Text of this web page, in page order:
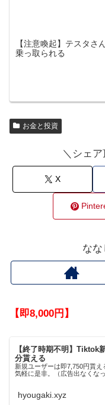
【注意喚起】テスタさ
乗っ取られる
お金と投資
＼シェ
X
な
【即8,000円】
【終了時期不明】Tiktok
分貰える
新規ユーザーは即7,750円貰
気軽に是非。（広告出なくな
hyougaki.xyz